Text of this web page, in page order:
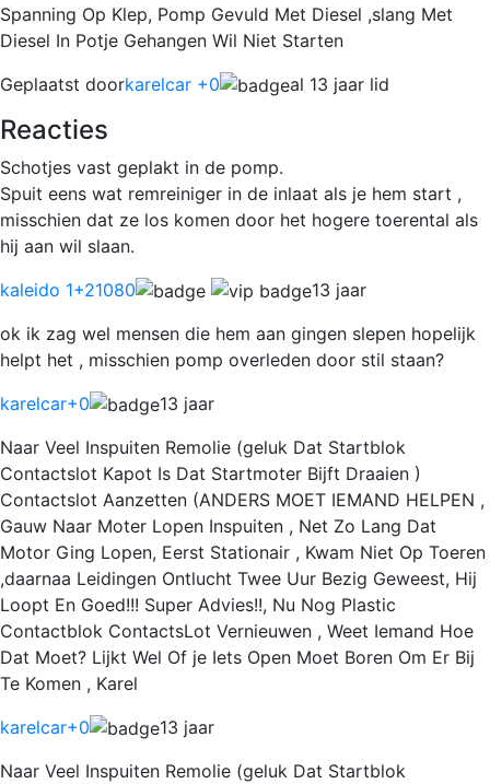
Spanning Op Klep, Pomp Gevuld Met Diesel ,slang Met
Diesel In Potje Gehangen Wil Niet Starten
Geplaatst doorkarelcar +0 al 13 jaar lid
Reacties
Schotjes vast geplakt in de pomp.
Spuit eens wat remreiniger in de inlaat als je hem start ,
misschien dat ze los komen door het hogere toerental als
hij aan wil slaan.
kaleido 1+21080
13 jaar
ok ik zag wel mensen die hem aan gingen slepen hopelijk
helpt het , misschien pomp overleden door stil staan?
karelcar+0
13 jaar
Naar Veel Inspuiten Remolie (geluk Dat Startblok
Contactslot Kapot Is Dat Startmoter Bijft Draaien )
Contactslot Aanzetten (ANDERS MOET IEMAND HELPEN ,
Gauw Naar Moter Lopen Inspuiten , Net Zo Lang Dat
Motor Ging Lopen, Eerst Stationair , Kwam Niet Op Toeren
,daarnaa Leidingen Ontlucht Twee Uur Bezig Geweest, Hij
Loopt En Goed!!! Super Advies!!, Nu Nog Plastic
Contactblok ContactsLot Vernieuwen , Weet Iemand Hoe
Dat Moet? Lijkt Wel Of je Iets Open Moet Boren Om Er Bij
Te Komen , Karel
karelcar+0
13 jaar
Naar Veel Inspuiten Remolie (geluk Dat Startblok